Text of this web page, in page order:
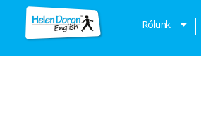
Rólunk